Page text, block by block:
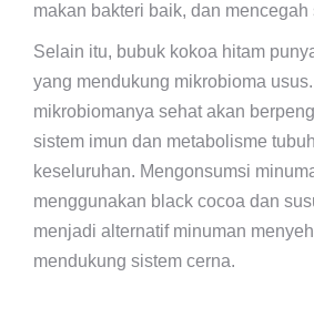
makan bakteri baik, dan mencegah
Selain itu, bubuk kokoa hitam
yang mendukung mikrobioma
mikrobiomanya sehat akan
sistem imun dan metabolisme
keseluruhan. Mengonsumsi
menggunakan black cocoa dan
menjadi alternatif minuman
mendukung sistem cerna.